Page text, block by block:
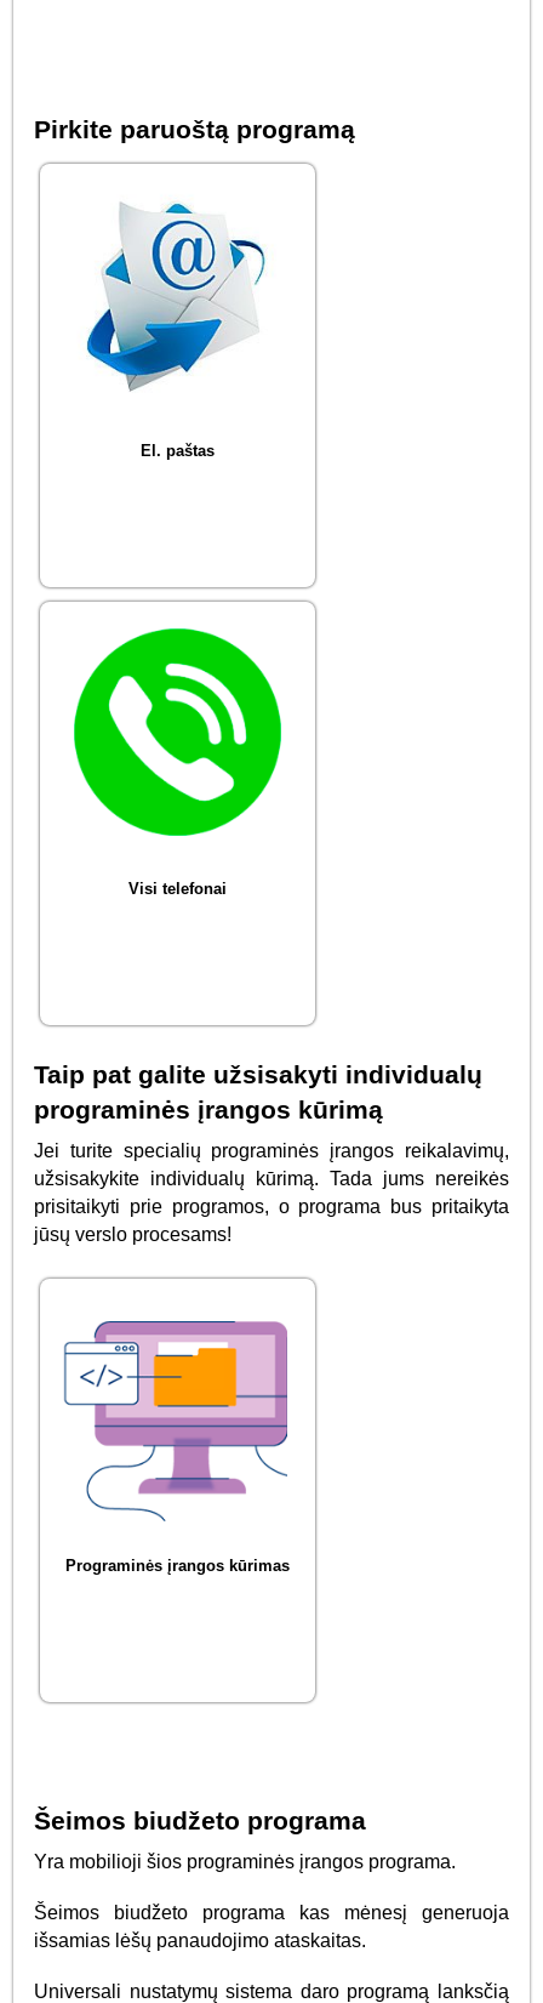
Pirkite paruoštą programą
El. paštas
Visi telefonai
Taip pat galite užsisakyti individualų
programinės įrangos kūrimą
Jei turite specialių programinės įrangos reikalavimų,
užsisakykite individualų kūrimą. Tada jums nereikės
prisitaikyti prie programos, o programa bus pritaikyta
jūsų verslo procesams!
Programinės įrangos kūrimas
Šeimos biudžeto programa
Yra mobilioji šios programinės įrangos programa.
Šeimos biudžeto programa kas mėnesį generuoja
išsamias lėšų panaudojimo ataskaitas.
Universali nustatymų sistema daro programą lanksčią